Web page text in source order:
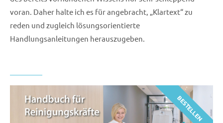
voran. Daher halte ich es für angebracht, „Klartext“ zu
reden und zugleich lösungsorientierte
Handlungsanleitungen herauszugeben.
BESTELLEN